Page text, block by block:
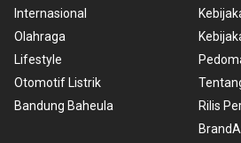
Internasional
Olahraga
Lifestyle
Otomotif Listrik
Bandung Baheula
Rilis
BrandA